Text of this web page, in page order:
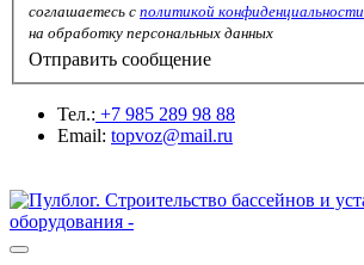
соглашаетесь с политикой конфиденциальности
на обработку персональных данных
Отправить сообщение
Тел.: +7 985 289 98 88
Email: topvoz@mail.ru